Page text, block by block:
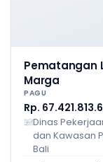
Pematangan
Marga
PAGU
Rp.
Dinas
dan Kawasan
Bali